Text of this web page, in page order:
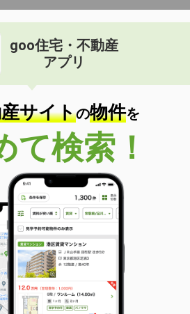
goo住宅・不動産
アプリ
サイトの物件を
て検索！